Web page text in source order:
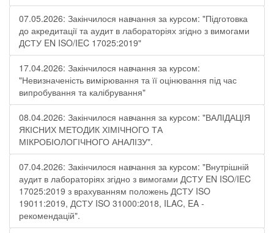
07.05.2026: Закінчилося навчання за курсом: "Підготовка
до акредитації та аудит в лабораторіях згідно з вимогами
ДСТУ EN ISO/IEC 17025:2019"
17.04.2026: Закінчилося навчання за курсом:
"Невизначеність вимірювання та її оцінювання під час
випробування та калібрування"
08.04.2026: Закінчилося навчання за курсом: "ВАЛІДАЦІЯ
ЯКІСНИХ МЕТОДИК ХІМІЧНОГО ТА
МІКРОБІОЛОГІЧНОГО АНАЛІЗУ".
07.04.2026: Закінчилося навчання за курсом: "Внутрішній
аудит в лабораторіях згідно з вимогами ДСТУ EN ISO/IEC
17025:2019 з врахуванням положень ДСТУ ISO
19011:2019, ДСТУ ISO 31000:2018, ILAC, EA -
рекомендацій".